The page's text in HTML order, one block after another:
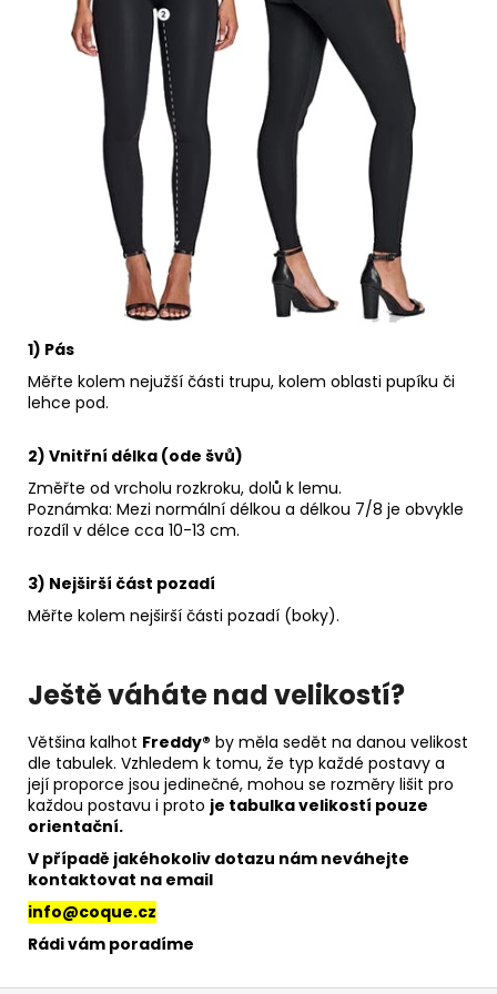
1) Pás
Měřte kolem nejužší části trupu, kolem oblasti pupíku či
lehce pod.
2) Vnitřní délka (ode švů)
Změřte od vrcholu rozkroku, dolů k lemu.
Poznámka: Mezi normální délkou a délkou 7/8 je obvykle
rozdíl v délce cca 10-13 cm.
3) Nejširší část pozadí
Měřte kolem nejširší části pozadí (boky).
Ještě váháte nad velikostí?
Většina kalhot Freddy® by měla sedět na danou velikost
dle tabulek. Vzhledem k tomu, že typ každé postavy a
její proporce jsou jedinečné, mohou se rozměry lišit pro
každou postavu i proto je tabulka velikostí pouze
orientační.
V případě jakéhokoliv dotazu nám neváhejte
kontaktovat na email
info@coque.cz
Rádi vám poradíme